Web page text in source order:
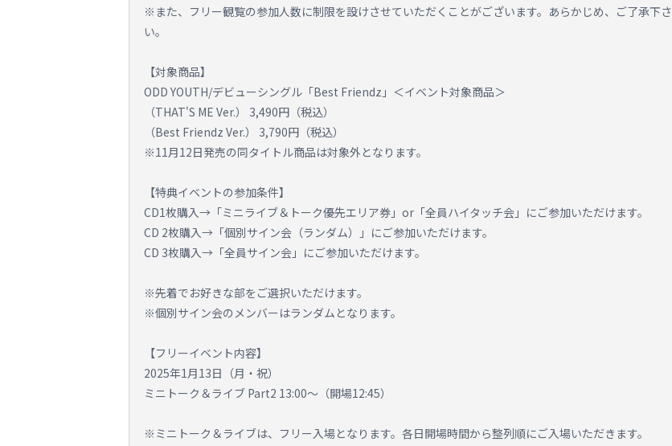
※また、フリー観覧の参加人数に制限を設けさせていただくことがございます。あらかじめ、ご了承下さ
い。
【対象商品】
ODD YOUTH/デビューシングル「Best Friendz」＜イベント対象商品＞
（THAT'S ME Ver.） 3,490円（税込）
（Best Friendz Ver.） 3,790円（税込）
※11月12日発売の同タイトル商品は対象外となります。
【特典イベントの参加条件】
CD1枚購入→「ミニライブ＆トーク優先エリア券」or「全員ハイタッチ会」にご参加いただけます。
CD 2枚購入→「個別サイン会（ランダム）」にご参加いただけます。
CD 3枚購入→「全員サイン会」にご参加いただけます。
※先着でお好きな部をご選択いただけます。
※個別サイン会のメンバーはランダムとなります。
【フリーイベント内容】
2025年1月13日（月・祝）
ミニトーク＆ライブ Part2 13:00～（開場12:45）
※ミニトーク＆ライブは、フリー入場となります。各日開場時間から整列順にご入場いただきます。